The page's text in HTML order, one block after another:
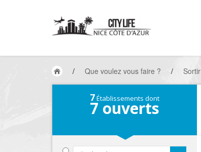
/ Que voulez vous faire ? / Sortir
7Établissements dont
7 ouverts